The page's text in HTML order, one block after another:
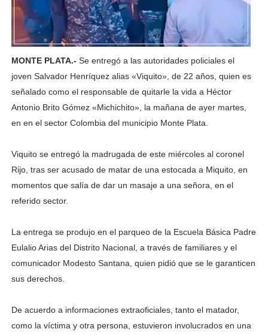
MONTE PLATA.- Se entregó a las autoridades policiales el
joven Salvador Henríquez alias «Viquito», de 22 años, quien es
señalado como el responsable de quitarle la vida a Héctor
Antonio Brito Gómez «Michichito», la mañana de ayer martes,
en en el sector Colombia del municipio Monte Plata.
Viquito se entregó la madrugada de este miércoles al coronel
Rijo, tras ser acusado de matar de una estocada a Miquito, en
momentos que salía de dar un masaje a una señora, en el
referido sector.
La entrega se produjo en el parqueo de la Escuela Básica Padre
Eulalio Arias del Distrito Nacional, a través de familiares y el
comunicador Modesto Santana, quien pidió que se le garanticen
sus derechos.
De acuerdo a informaciones extraoficiales, tanto el matador,
como la víctima y otra persona, estuvieron involucrados en una